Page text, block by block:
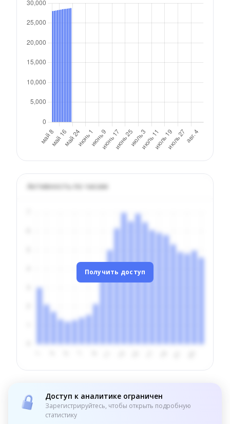
Активность по часам
Получить доступ
Доступ к аналитике ограничен
Зарегистрируйтесь, чтобы открыть подробную
статистику